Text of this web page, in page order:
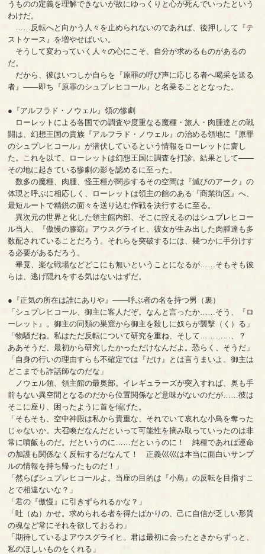
うものの定義を理解できないが故にゆっくりと心が死んでいったという
わけだ。
……反転へと向かう人々を止められないのであれば、後押しして『テ
ストケース』を増やせばいい。
そうして変わっていく人々の心にこそ、自分が求めるものがあるの
だ。
だから、彼はいつしか自らを『原罪の呼び声に応じる者へ喝采を送る
者』――即ち『原罪のシュプレヒコール』と名乗ることとなった。
●『アルフラド・ノウェル』領の惨劇
ローレットによる各国での調査や度重なる魔種・旅人・肉腫達との戦
闘は、幻想王国の貴族『アルフラド・ノウェル』の治める領地に『原罪
のシュプレヒコール』が潜伏しているという情報をローレットに齎し
た。これを以て、ローレットは幻想王国に調査を打診。結果として――
その地に起きている惨劇の影を認めるに至った。
数多の魔種、肉腫、怪王種が闊歩するその空間は『滅びのアーク』の
体現と呼ぶに相応しく、ローレットは領主の館のある『商業街区』へ、
最短ルートで精鋭の面々を送り込む作戦を決行するに至る。
異次元の世界と化した領主館内部、そこに控えるのはシュプレヒコー
ル当人、『傲慢の膠窈』アウスグライヒ、彼女が生み出した肉腫達も多
数配されていることだろう。それらを突破するには、幾つかに手分けす
る必要があるだろう。
畢竟、楽な戦場などどこにも無いということになるが……そもそも彼
らは、逃げ隠れをする気はないはずだ。
●『正気の所在は誰にありや』――呼ぶ者の名を持つ男（裏）
「シュプレヒコール、御主に客人だぞ。なんと言ったか……そう、『ロ
ーレット』。御主の同類の巣窟から御主を殺しに奴らが襲撃（く）る」
「物騒だね。私はただ反転について研究を重ね、そして…………、？
ああそうだ、最初から研究したかっただけなんだよ。恐らく、そうだ」
「自身の行いの理由すらも不確定では『だけ』とは言うまいよ。御主は
どこまでも詐話師なのだな」
ノウェル領、領主館の最奥部。イレギュラーズが突入すれば、奥も手
前もない異空間となるのだから位置関係など意味がないのだが……彼は
そこに座り、困ったように首を傾げた。
「そもそも、空中神殿は私から貴重な、それでいて哀れな小鳥を奪った
じゃないか。大召喚だなんだといって可能性を摘み取っていったのは非
常に噴飯ものだ。だというのに……だというのに！ 純種であれば運命
の加護も関係なく反転するだなんて！ 正義巛巛は本当に面白いサンプ
ルの情報を持ち帰ったものだ！」
「然らばシュプレヒコールよ。当座の目的は『小鳥』の反転を目指すこ
とで相違ないな？」
「君の『傲慢』に引きずられるかな？」
「吐（ぬ）かせ。求められる者を得たばかりの、己に自信が乏しい形質
の魂など常にそれを欲しておるわ」
「期待しているよアウスグライヒ。君は最初に会ったときからずっと、
私のほしいものをくれる」